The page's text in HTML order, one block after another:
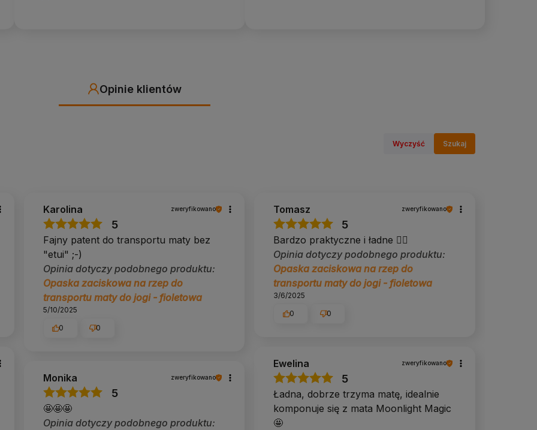
info@yogabazar.pl.
Klienci często pytają nas, czy do ich maty lepsza
zwroty zdarzają się naprawdę rzadko.
dla wszystkich wariantów tego modelu.
działający od 2014 roku.
Selekcjonujemy
co sprawdzi się w Twojej praktyce. Obsługujemy
Blisko 19 000 opinii klientów (ocena 4,9) i
na to, żeby zakup był pewną decyzją.
zadzwoń. Doradzimy.
Opinie klientów
Wyczyść Szukaj
Karolina zweryfikowano
5
Fajny patent do transportu maty bez
"etui" ;-)
Opinia dotyczy podobnego produktu:
Opaska zaciskowa na rzep do
transportu maty do jogi - fioletowa
5/10/2025
0 0
Tomasz zweryfikowano
5
Bardzo praktyczne i ładne 👍🏻
Opinia dotyczy podobnego produktu:
Opaska zaciskowa na rzep do
transportu maty do jogi - fioletowa
3/6/2025
0 0
Ewelina zweryfikowano
5
Ładna, dobrze trzyma matę, idealnie
komponuje się z mata Moonlight Magic
🤩
Monika zweryfikowano
5
🤩🤩🤩
Opinia dotyczy podobnego produktu: